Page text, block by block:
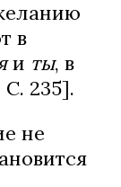
в
и ты, в
235].
не